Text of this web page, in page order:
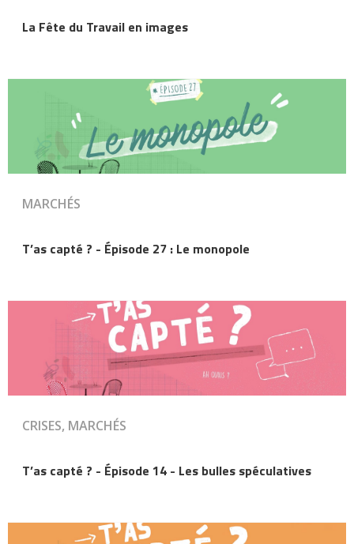
La Fête du Travail en images
MARCHÉS
T’as capté ? - Épisode 27 : Le monopole
CRISES, MARCHÉS
T’as capté ? - Épisode 14 - Les bulles spéculatives